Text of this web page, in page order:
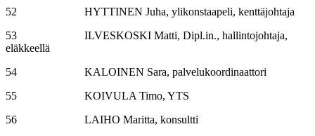
52 HYTTINEN Juha, ylikonstaapeli, kenttäjohtaja
53 ILVESKOSKI Matti, Dipl.in., hallintojohtaja,
eläkkeellä
54 KALOINEN Sara, palvelukoordinaattori
55 KOIVULA Timo, YTS
56 LAIHO Maritta, konsultti